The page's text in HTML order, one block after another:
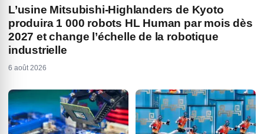
L’usine Mitsubishi-Highlanders de Kyoto
produira 1 000 robots HL Human par mois dès
2027 et change l’échelle de la robotique
industrielle
6 août 2026